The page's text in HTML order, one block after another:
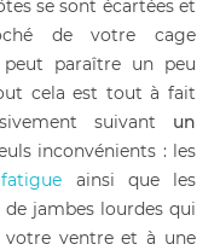
se sont écartées et
de votre cage
paraître un peu
cela est tout à fait
suivant un
inconvénients : les
ainsi que les
jambes lourdes qui
ventre et à une